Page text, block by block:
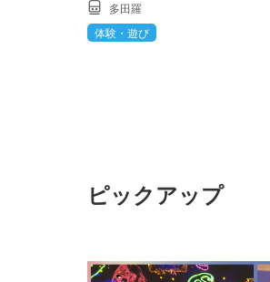
多田羅
体験・遊び
ピックアップ